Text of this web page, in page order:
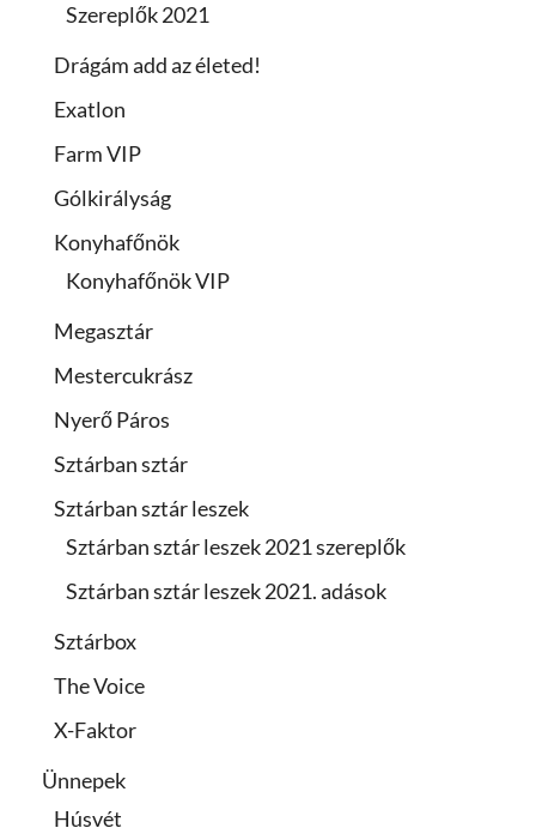
Szereplők 2021
Drágám add az életed!
Exatlon
Farm VIP
Gólkirályság
Konyhafőnök
Konyhafőnök VIP
Megasztár
Mestercukrász
Nyerő Páros
Sztárban sztár
Sztárban sztár leszek
Sztárban sztár leszek 2021 szereplők
Sztárban sztár leszek 2021. adások
Sztárbox
The Voice
X-Faktor
Ünnepek
Húsvét